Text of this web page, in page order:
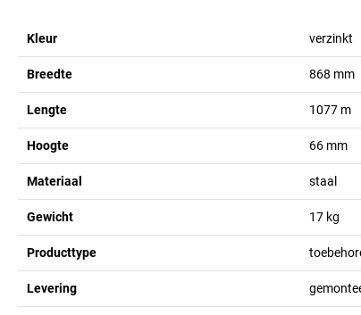
Kleur verzinkt
Breedte 868 mm
Lengte 1077 m
Hoogte 66 mm
Materiaal staal
Gewicht 17 kg
Producttype
Levering